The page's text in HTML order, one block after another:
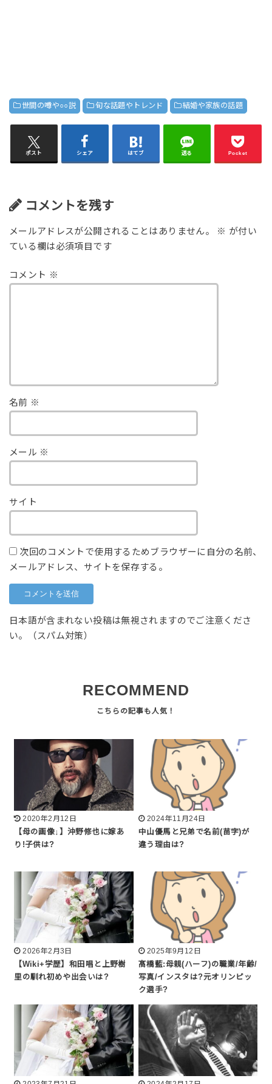
世間の噂や○○説 旬な話題やトレンド 結婚や家族の話題
ポスト シェア はてブ 送る Pocket
コメントを残す
メールアドレスが公開されることはありません。 ※ が付い
ている欄は必須項目です
コメント ※
名前 ※
メール ※
サイト
次回のコメントで使用するためブラウザーに自分の名前、
メールアドレス、サイトを保存する。
日本語が含まれない投稿は無視されますのでご注意くださ
い。（スパム対策）
RECOMMEND
2020年2月12日
【母の画像↓】沖野修也に嫁あ
り!子供は?
2024年11月24日
中山優馬と兄弟で名前(苗字)が
違う理由は?
2026年2月3日
【Wiki+学歴】和田唱と上野樹
里の馴れ初めや出会いは?
2025年9月12日
髙橋藍:母親(ハーフ)の職業/年齢/
写真/インスタは?元オリンピッ
ク選手?